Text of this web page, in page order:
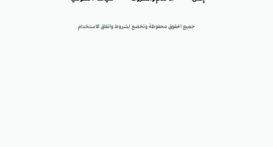
جميع الحقوق محفوظة وتخضع لشروط واتفاق الاستخدام